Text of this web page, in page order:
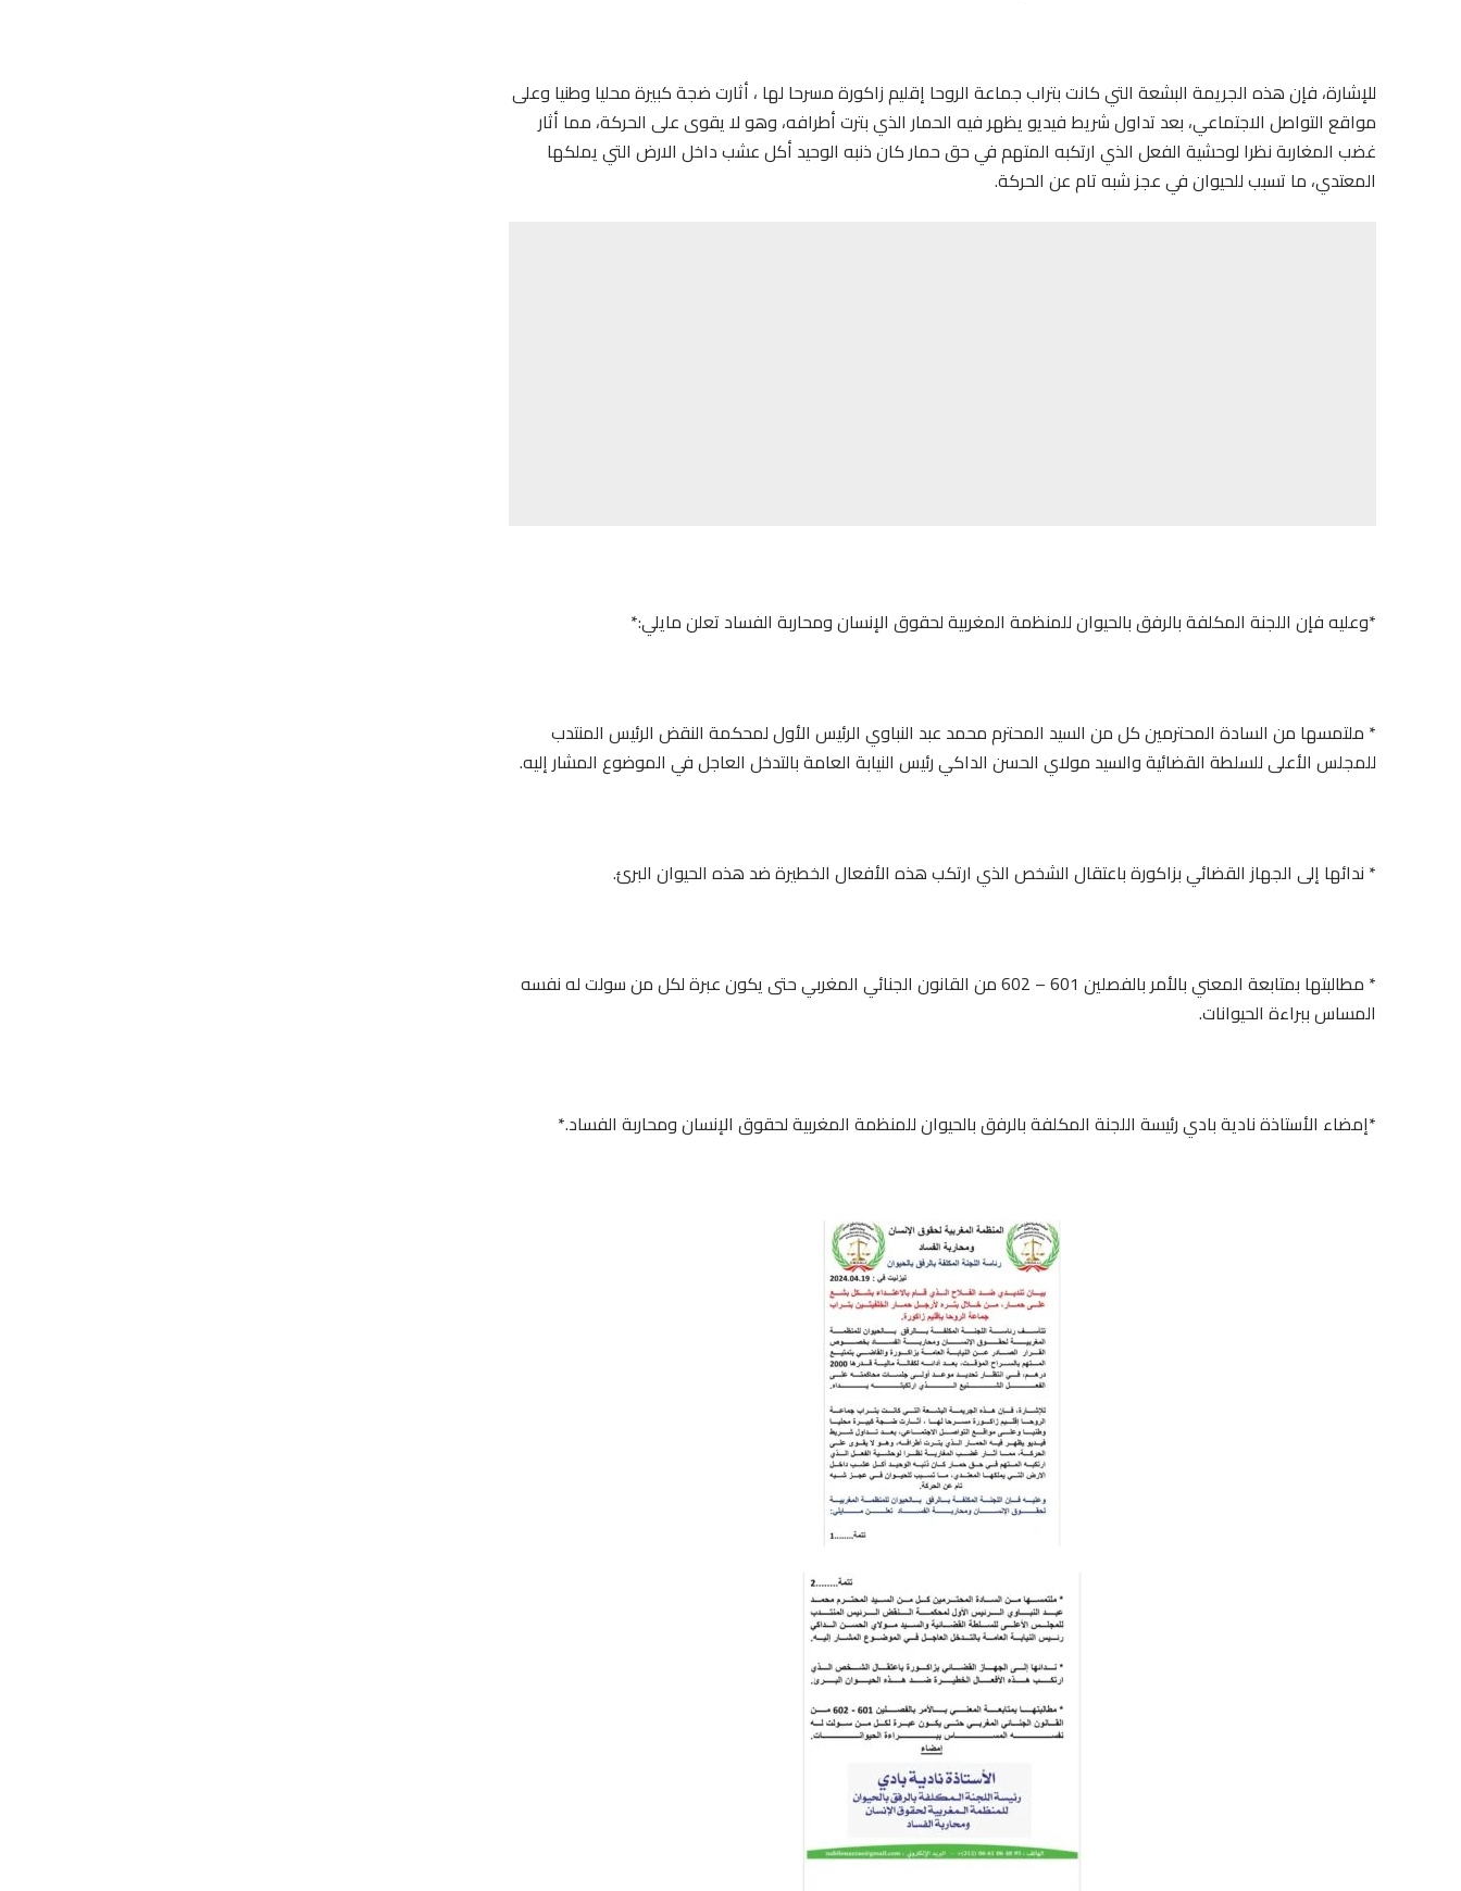
للإشارة، فإن هذه الجريمة البشعة التي كانت بتراب جماعة الروحا إقليم زاكورة مسرحا لها ، أثارت ضجة كبيرة محليا وطنيا وعلى
مواقع التواصل الاجتماعي، بعد تداول شريط فيديو يظهر فيه الحمار الذي بترت أطرافه، وهو لا يقوى على الحركة، مما أثار
غضب المغاربة نظرا لوحشية الفعل الذي ارتكبه المتهم في حق حمار كان ذنبه الوحيد أكل عشب داخل الارض التي يملكها
المعتدي، ما تسبب للحيوان في عجز شبه تام عن الحركة.
*وعليه فإن اللجنة المكلفة بالرفق بالحيوان للمنظمة المغربية لحقوق الإنسان ومحاربة الفساد تعلن مايلي:*
* ملتمسها من السادة المحترمين كل من السيد المحترم محمد عبد النباوي الرئيس الأول لمحكمة النقض الرئيس المنتدب
للمجلس الأعلى للسلطة القضائية والسيد مولاي الحسن الداكي رئيس النيابة العامة بالتدخل العاجل في الموضوع المشار إليه.
* ندائها إلى الجهاز القضائي بزاكورة باعتقال الشخص الذي ارتكب هذه الأفعال الخطيرة ضد هذه الحيوان البرئ.
* مطالبتها بمتابعة المعني بالأمر بالفصلين 601 – 602 من القانون الجنائي المغربي حتى يكون عبرة لكل من سولت له نفسه
المساس ببراءة الحيوانات.
*إمضاء الأستاذة نادية بادي رئيسة اللجنة المكلفة بالرفق بالحيوان للمنظمة المغربية لحقوق الإنسان ومحاربة الفساد.*